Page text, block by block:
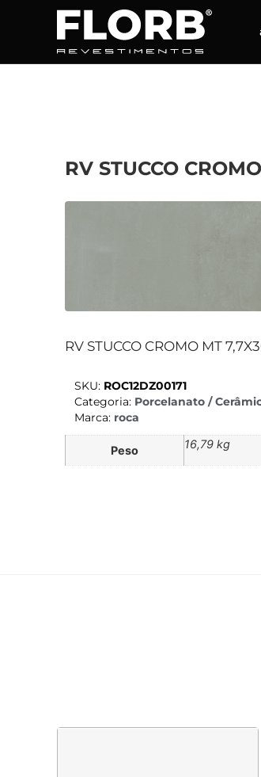
RV STUCCO
RV STUCCO CROMO MT
SKU: ROC12DZ00171
Categoria: Porcelanato /
Marca: roca
Peso 16,79 kg